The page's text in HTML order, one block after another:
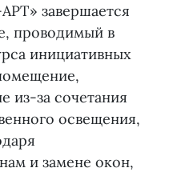
завершается
проводимый в
инициативных
из-за сочетания
освещения,
и замене окон,